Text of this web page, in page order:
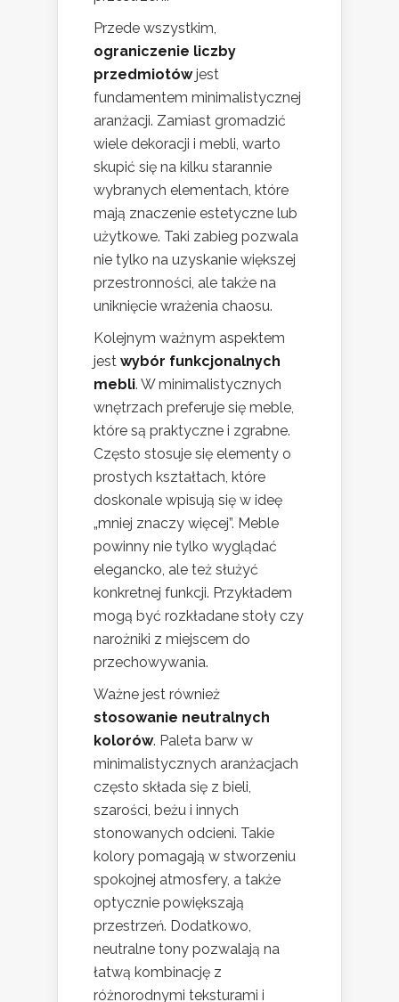
Przede wszystkim,
ograniczenie liczby
przedmiotówjest
fundamentem minimalistycznej
aranżacji. Zamiast gromadzić
wiele dekoracji i mebli, warto
skupić się na kilku starannie
wybranych elementach, które
mają znaczenie estetyczne lub
użytkowe. Taki zabieg pozwala
nie tylko na uzyskanie większej
przestronności, ale także na
uniknięcie wrażenia chaosu.
Kolejnym ważnym aspektem
jest wybór funkcjonalnych
mebli. W minimalistycznych
wnętrzach preferuje się meble,
które są praktyczne i zgrabne.
Często stosuje się elementy o
prostych kształtach, które
doskonale wpisują się w ideę
„mniej znaczy więcej”. Meble
powinny nie tylko wyglądać
elegancko, ale też służyć
konkretnej funkcji. Przykładem
mogą być rozkładane stoły czy
narożniki z miejscem do
przechowywania.
Ważne jest również
stosowanie neutralnych
kolorów. Paleta barw w
minimalistycznych aranżacjach
często składa się z bieli,
szarości, beżu i innych
stonowanych odcieni. Takie
kolory pomagają w stworzeniu
spokojnej atmosfery, a także
optycznie powiększają
przestrzeń. Dodatkowo,
neutralne tony pozwalają na
łatwą kombinację z
różnorodnymi teksturami i